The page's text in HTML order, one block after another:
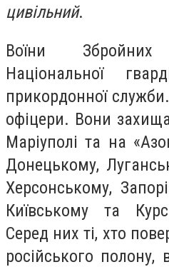
цивільний.
Воїни
Національної
прикордонної
офіцери. Вони
Маріуполі та на
Донецькому,
Херсонському,
Київському та
Серед них ті, хто
російського полону,